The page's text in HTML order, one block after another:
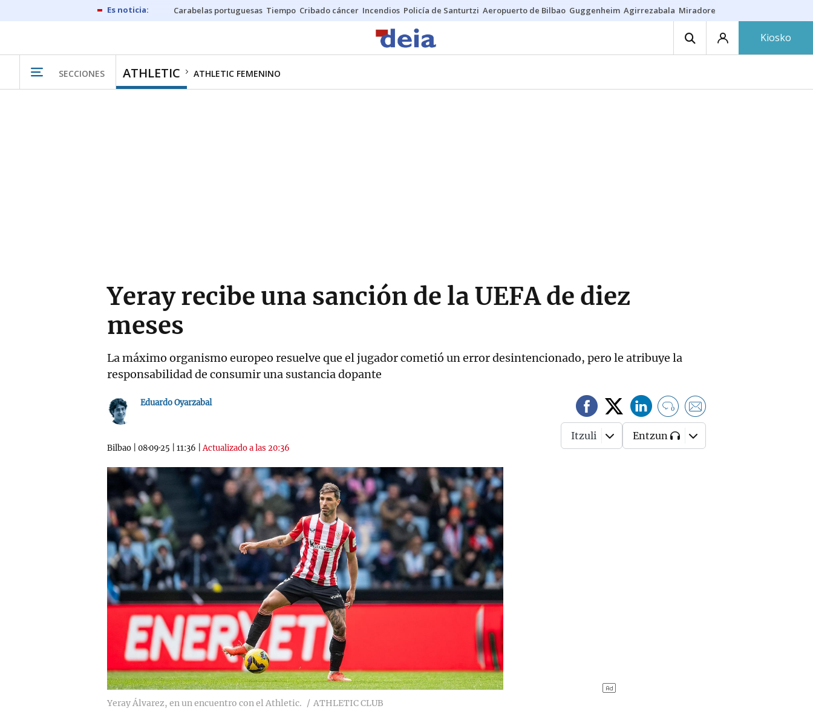
Carabelas portuguesas Tiempo Cribado cáncer Incendios Policía de Santurtzi Aeropuerto de Bilbao Guggenheim Agirrezabala Miradores en Bilbao
Kiosko
SECCIONES ATHLETIC ATHLETIC FEMENINO
Yeray recibe una sanción de la UEFA de diez
meses
La máximo organismo europeo resuelve que el jugador cometió un error desintencionado, pero le atribuye la
responsabilidad de consumir una sustancia dopante
Eduardo Oyarzabal
Bilbao 08·09·25 11:36 |Actualizado a las 20:36
0
Itzuli Entzun
Yeray Álvarez, en un encuentro con el Athletic. ATHLETIC CLUB